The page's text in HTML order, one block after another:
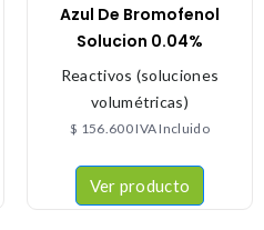
Azul De Bromofenol
Solucion 0.04%
Reactivos (soluciones
volumétricas)
$ 156.600IVA Incluido
Ver producto